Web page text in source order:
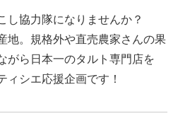
し協力隊になりませんか？
地。規格外や直売農家さんの果
がら日本一のタルト専門店を
ィシエ応援企画です！